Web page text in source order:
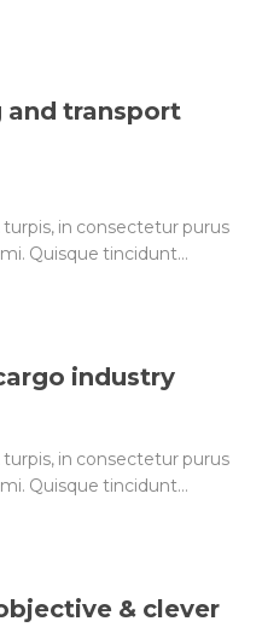
and transport
in consectetur purus
Quisque tincidunt…
industry
in consectetur purus
Quisque tincidunt…
& clever